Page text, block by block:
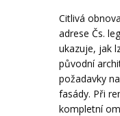
Citlivá
adrese Čs.
ukazuje, jak
původní
požadavky
fasády. Při
kompletní